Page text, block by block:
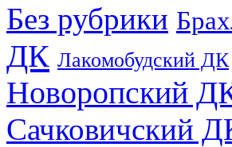
Без рубрики
ДК Лакомобудский ДК
Новоропский
Сачковичский